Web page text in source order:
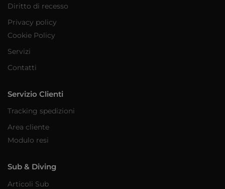
Diritto di recesso
Privacy policy
Cookie Policy
Servizi
Contatti
Servizio Clienti
Tracking spedizioni
Area cliente
Modulo resi
Sub & Diving
Articoli Sub